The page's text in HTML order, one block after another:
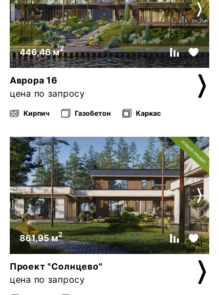
446,46 м2
Аврора 16
цена по запросу
Кирпич Газобетон Каркас
861,95 м2
Проект "Солнцево"
цена по запросу